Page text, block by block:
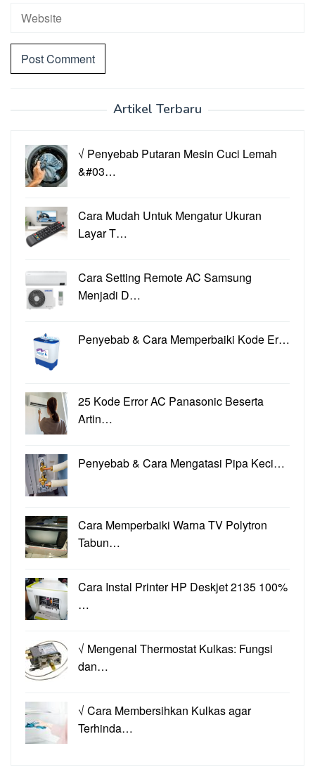
Artikel Terbaru
√ Penyebab Putaran Mesin Cuci Lemah
&#03…
Cara Mudah Untuk Mengatur Ukuran
Layar T…
Cara Setting Remote AC Samsung
Menjadi D…
Penyebab & Cara Memperbaiki Kode Er…
25 Kode Error AC Panasonic Beserta
Artin…
Penyebab & Cara Mengatasi Pipa Keci…
Cara Memperbaiki Warna TV Polytron
Tabun…
Cara Instal Printer HP Deskjet 2135 100%
…
√ Mengenal Thermostat Kulkas: Fungsi
dan…
√ Cara Membersihkan Kulkas agar
Terhinda…